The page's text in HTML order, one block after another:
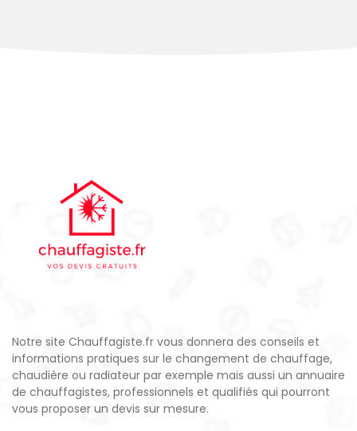
Notre site Chauffagiste.fr vous donnera des conseils et
informations pratiques sur le changement de chauffage,
chaudière ou radiateur par exemple mais aussi un annuaire
de chauffagistes, professionnels et qualifiés qui pourront
vous proposer un devis sur mesure.